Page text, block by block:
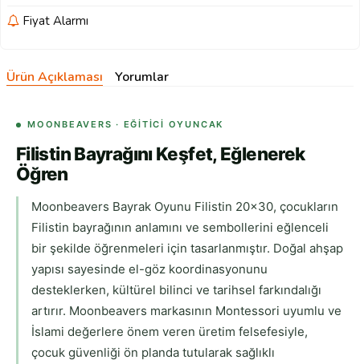
Fiyat Alarmı
Ürün Açıklaması Yorumlar
MOONBEAVERS · EĞITICI OYUNCAK
Filistin Bayrağını Keşfet, Eğlenerek
Öğren
Moonbeavers Bayrak Oyunu Filistin 20x30, çocukların
Filistin bayrağının anlamını ve sembollerini eğlenceli
bir şekilde öğrenmeleri için tasarlanmıştır. Doğal ahşap
yapısı sayesinde el-göz koordinasyonunu
desteklerken, kültürel bilinci ve tarihsel farkındalığı
artırır. Moonbeavers markasının Montessori uyumlu ve
İslami değerlere önem veren üretim felsefesiyle,
çocuk güvenliği ön planda tutularak sağlıklı